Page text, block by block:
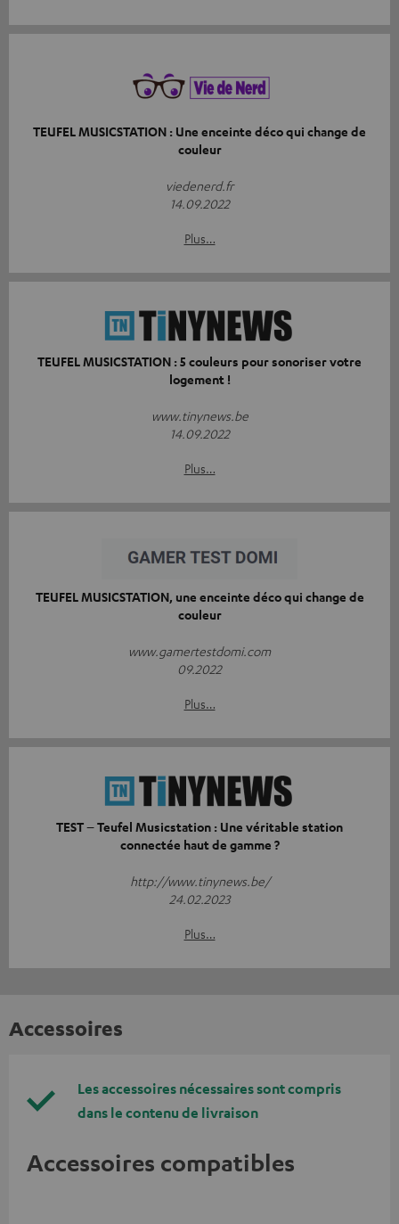
TEUFEL MUSICSTATION : Une enceinte déco qui change de
couleur
viedenerd.fr
14.09.2022
Plus…
TEUFEL MUSICSTATION : 5 couleurs pour sonoriser votre
logement !
www.tinynews.be
14.09.2022
Plus…
TEUFEL MUSICSTATION, une enceinte déco qui change de
couleur
www.gamertestdomi.com
09.2022
Plus…
TEST – Teufel Musicstation : Une véritable station
connectée haut de gamme ?
http://www.tinynews.be/
24.02.2023
Plus…
Accessoires
Les accessoires nécessaires sont compris
dans le contenu de livraison
Accessoires compatibles